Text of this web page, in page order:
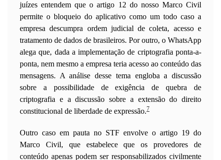
juízes entendem que o artigo 12 do nosso Marco Civil
permite o bloqueio do aplicativo como um todo caso a
empresa descumpra ordem judicial de coleta, acesso e
tratamento de dados de brasileiros. Por outro, o WhatsApp
alega que, dada a implementação de criptografia ponta-a-
ponta, nem mesmo a empresa teria acesso ao conteúdo das
mensagens. A análise desse tema engloba a discussão
sobre a possibilidade de exigência de quebra de
criptografia e a discussão sobre a extensão do direito
constitucional de liberdade de expressão.7
Outro caso em pauta no STF envolve o artigo 19 do
Marco Civil, que estabelece que os provedores de
conteúdo apenas podem ser responsabilizados civilmente